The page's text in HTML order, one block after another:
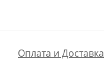
Оплата и Доставка